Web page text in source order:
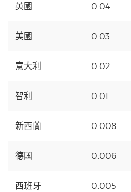
英國 0.04
美國 0.03
意大利 0.02
智利 0.01
新西蘭 0.008
德國 0.006
西班牙 0.005